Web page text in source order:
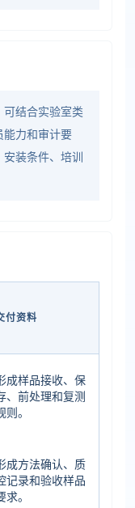
结合实验室类
能力和审计要
装条件、培训
付资料
成样品接收、保
、前处理和复测
则。
成方法确认、质
记录和验收样品
求。